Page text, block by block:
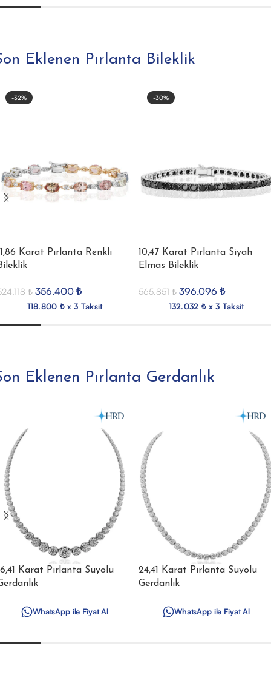
Eklenen Pırlanta Bileklik
-32%
Karat Pırlanta Renkli
₺ 356.400 ₺
118.800 ₺ x 3 Taksit
-30%
10,47 Karat Pırlanta Siyah
Elmas Bileklik
565.851₺ 396.096 ₺
132.032 ₺ x 3 Taksit
Eklenen Pırlanta Gerdanlık
Karat Pırlanta Suyolu
WhatsApp ile Fiyat Al
24,41 Karat Pırlanta Suyolu
Gerdanlık
WhatsApp ile Fiyat Al